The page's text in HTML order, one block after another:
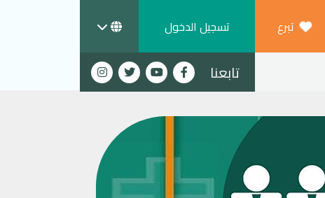
تبرع تسجيل الدخول
تابعنا